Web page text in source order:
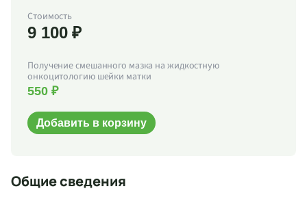
Общие сведения
Стоимость
9 100 ₽
Получение смешанного мазка на жидкостную
онкоцитологию шейки матки
550 ₽
Добавить в корзину